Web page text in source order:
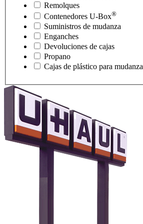
Remolques
Contenedores U-Box®
Suministros de mudanza
Enganches
Devoluciones de cajas
Propano
Cajas de plástico para mudanza